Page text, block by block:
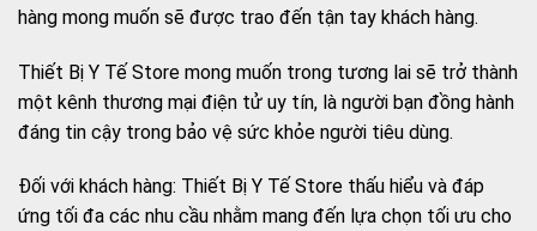
hàng mong muốn sẽ được trao đến tận tay khách hàng.
Thiết Bị Y Tế Store mong muốn trong tương lai sẽ trở thành
một kênh thương mại điện tử uy tín, là người bạn đồng hành
đáng tin cậy trong bảo vệ sức khỏe người tiêu dùng.
Đối với khách hàng: Thiết Bị Y Tế Store thấu hiểu và đáp
ứng tối đa các nhu cầu nhằm mang đến lựa chọn tối ưu cho